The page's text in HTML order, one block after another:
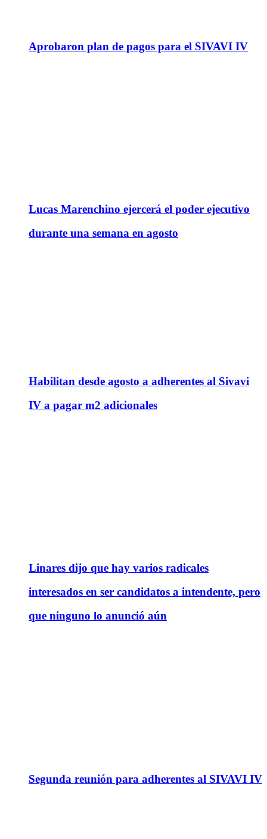
Aprobaron plan de pagos para el SIVAVI IV
Lucas Marenchino ejercerá el poder ejecutivo
durante una semana en agosto
Habilitan desde agosto a adherentes al Sivavi
IV a pagar m2 adicionales
Linares dijo que hay varios radicales
interesados en ser candidatos a intendente, pero
que ninguno lo anunció aún
Segunda reunión para adherentes al SIVAVI IV